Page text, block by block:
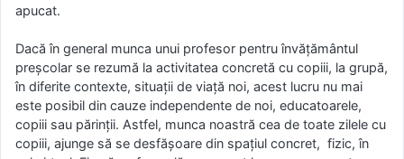
apucat.
Dacă în general munca unui profesor pentru învățământul
preșcolar se rezumă la activitatea concretă cu copiii, la grupă,
în diferite contexte, situații de viață noi, acest lucru nu mai
este posibil din cauze independente de noi, educatoarele,
copiii sau părinții. Astfel, munca noastră cea de toate zilele cu
copiii, ajunge să se desfășoare din spațiul concret, fizic, în